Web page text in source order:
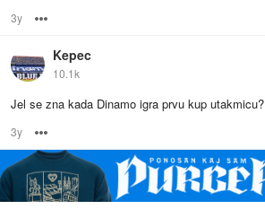
3y
Kepec
10.1k
Jel se zna kada Dinamo igra prvu kup utakmicu?
3y